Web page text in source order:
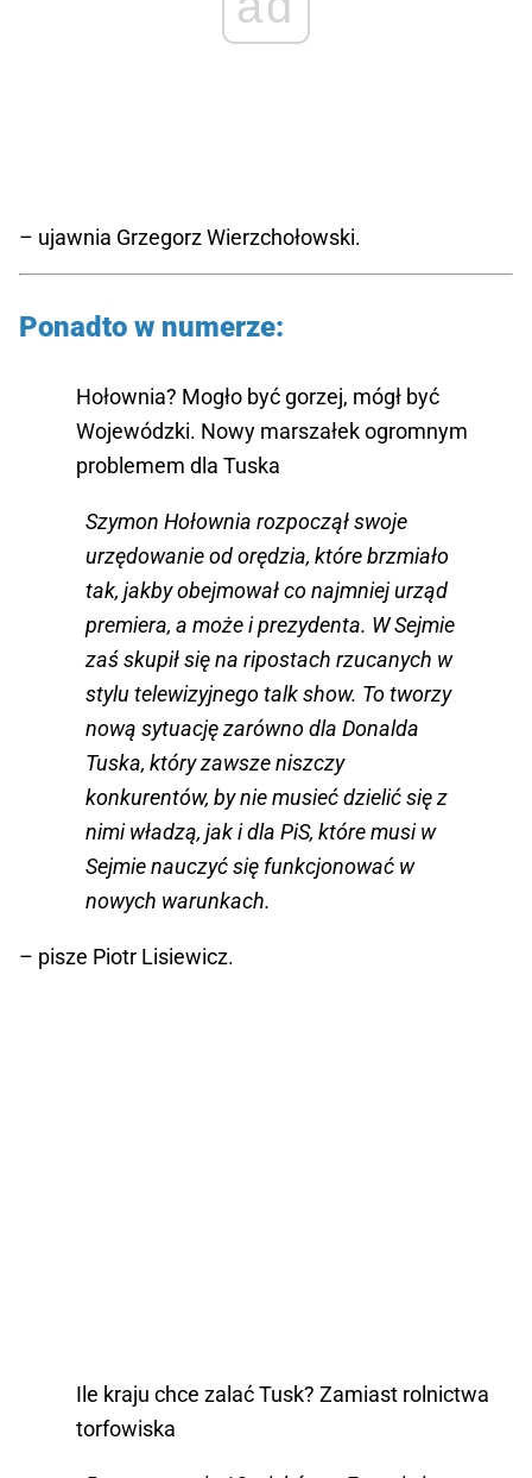
– ujawnia Grzegorz Wierzchołowski.
Ponadto w numerze:
Hołownia? Mogło być gorzej, mógł być
Wojewódzki. Nowy marszałek ogromnym
problemem dla Tuska
Szymon Hołownia rozpoczął swoje
urzędowanie od orędzia, które brzmiało
tak, jakby obejmował co najmniej urząd
premiera, a może i prezydenta. W Sejmie
zaś skupił się na ripostach rzucanych w
stylu telewizyjnego talk show. To tworzy
nową sytuację zarówno dla Donalda
Tuska, który zawsze niszczy
konkurentów, by nie musieć dzielić się z
nimi władzą, jak i dla PiS, które musi w
Sejmie nauczyć się funkcjonować w
nowych warunkach.
– pisze Piotr Lisiewicz.
Ile kraju chce zalać Tusk? Zamiast rolnictwa
torfowiska